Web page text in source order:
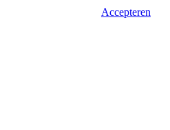
Accepteren